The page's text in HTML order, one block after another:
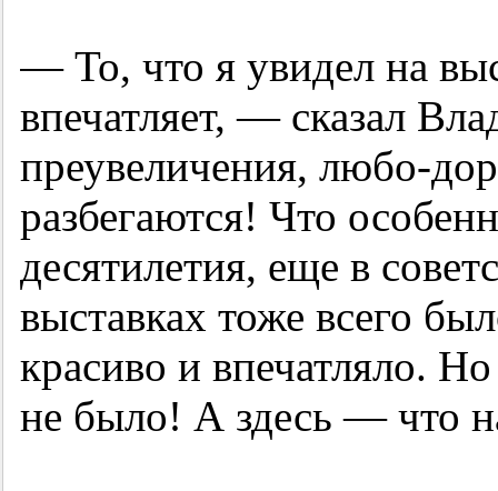
— То, что я увидел на
впечатляет, — сказал
преувеличения, любо-
разбегаются! Что
десятилетия, еще в
выставках тоже всего
красиво и впечатляло.
не было! А здесь — что